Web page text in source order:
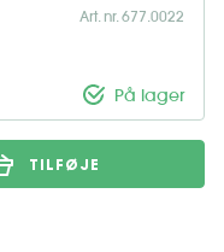
Art. nr. 677.0022
På lager
TILFØJE